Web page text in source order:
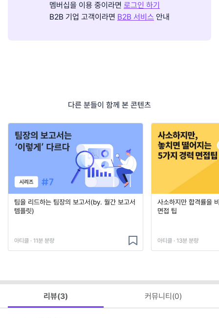
멤버십을 이용 중이라면 로그인 하기
B2B 기업 고객이라면 B2B 서비스 안내
다른 분들이 함께 본 콘텐츠
팀을 리드하는 팀장의 보고서(by. 월간 보고서
템플릿)
아티클 · 11분 분량
사소하지만 합격률을
면접 팁
아티클 · 13분 분량
리뷰(3) 커뮤니티(0)